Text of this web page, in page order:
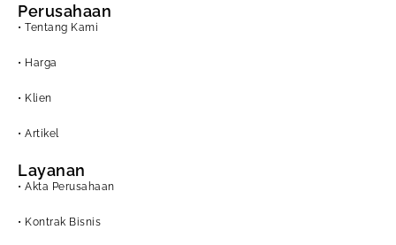
Perusahaan
• Tentang Kami
• Harga
• Klien
• Artikel
Layanan
• Akta Perusahaan
• Kontrak Bisnis